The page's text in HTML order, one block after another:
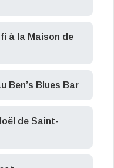
à la Maison de
Ben’s Blues Bar
de Saint-